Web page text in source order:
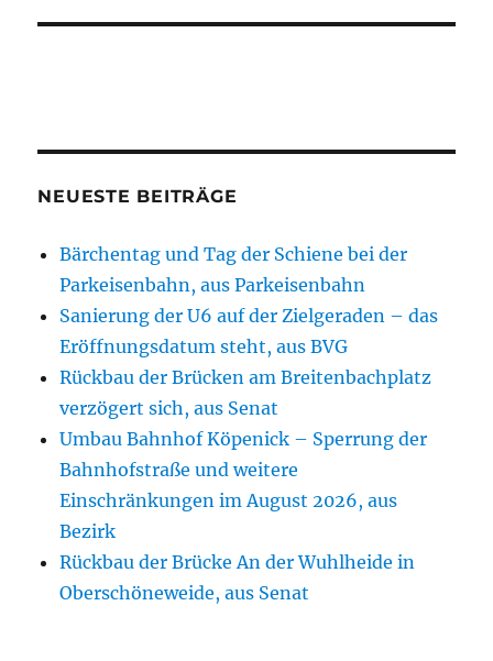
NEUESTE BEITRÄGE
Bärchentag und Tag der Schiene bei der
Parkeisenbahn, aus Parkeisenbahn
Sanierung der U6 auf der Zielgeraden – das
Eröffnungsdatum steht, aus BVG
Rückbau der Brücken am Breitenbachplatz
verzögert sich, aus Senat
Umbau Bahnhof Köpenick – Sperrung der
Bahnhofstraße und weitere
Einschränkungen im August 2026, aus
Bezirk
Rückbau der Brücke An der Wuhlheide in
Oberschöneweide, aus Senat